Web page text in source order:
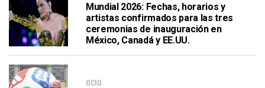
Mundial 2026: Fechas, horarios y
artistas confirmados para las tres
ceremonias de inauguración en
México, Canadá y EE.UU.
OCIO